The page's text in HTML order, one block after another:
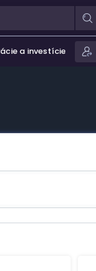
a investície